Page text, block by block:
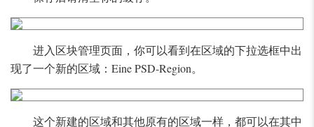
进入区块管理页面，你可以看到在区域的下拉选框中出
现了一个新的区域：Eine PSD-Region。
这个新建的区域和其他原有的区域一样，都可以在其中